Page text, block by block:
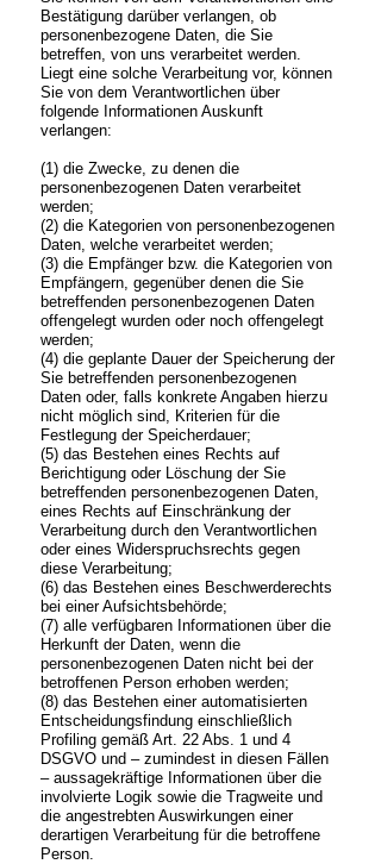
Bestätigung darüber verlangen, ob
personenbezogene Daten, die Sie
betreffen, von uns verarbeitet werden.
Liegt eine solche Verarbeitung vor, können
Sie von dem Verantwortlichen über
folgende Informationen Auskunft
verlangen:
(1) die Zwecke, zu denen die
personenbezogenen Daten verarbeitet
werden;
(2) die Kategorien von personenbezogenen
Daten, welche verarbeitet werden;
(3) die Empfänger bzw. die Kategorien von
Empfängern, gegenüber denen die Sie
betreffenden personenbezogenen Daten
offengelegt wurden oder noch offengelegt
werden;
(4) die geplante Dauer der Speicherung der
Sie betreffenden personenbezogenen
Daten oder, falls konkrete Angaben hierzu
nicht möglich sind, Kriterien für die
Festlegung der Speicherdauer;
(5) das Bestehen eines Rechts auf
Berichtigung oder Löschung der Sie
betreffenden personenbezogenen Daten,
eines Rechts auf Einschränkung der
Verarbeitung durch den Verantwortlichen
oder eines Widerspruchsrechts gegen
diese Verarbeitung;
(6) das Bestehen eines Beschwerderechts
bei einer Aufsichtsbehörde;
(7) alle verfügbaren Informationen über die
Herkunft der Daten, wenn die
personenbezogenen Daten nicht bei der
betroffenen Person erhoben werden;
(8) das Bestehen einer automatisierten
Entscheidungsfindung einschließlich
Profiling gemäß Art. 22 Abs. 1 und 4
DSGVO und – zumindest in diesen Fällen
– aussagekräftige Informationen über die
involvierte Logik sowie die Tragweite und
die angestrebten Auswirkungen einer
derartigen Verarbeitung für die betroffene
Person.